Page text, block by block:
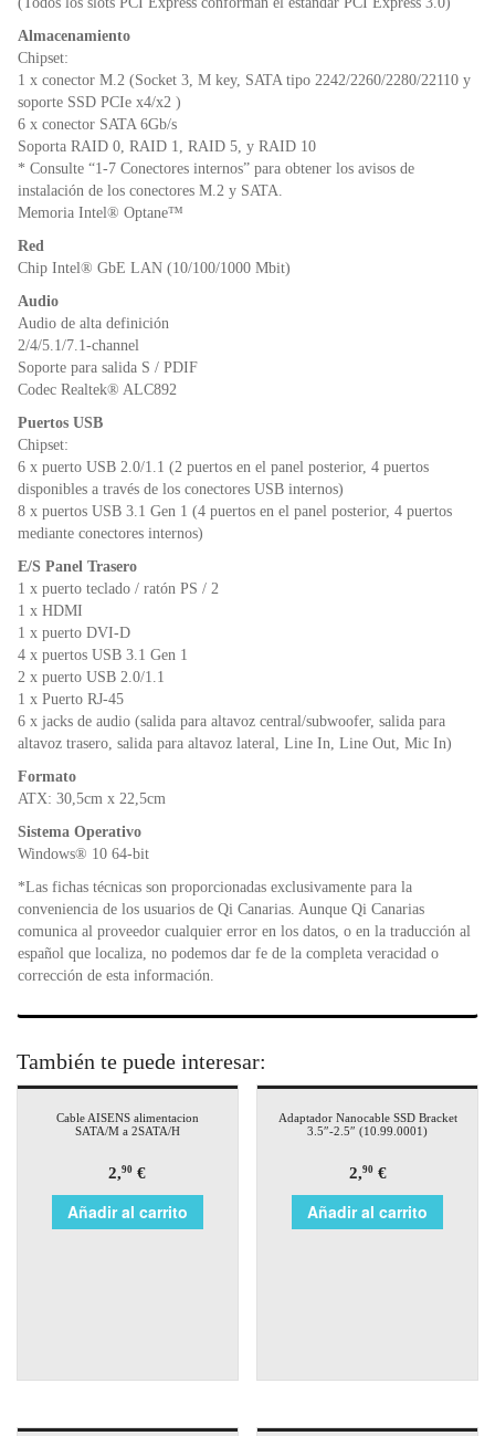
Almacenamiento
Chipset:
1 x conector M.2 (Socket 3, M key, SATA tipo 2242/2260/2280/22110 y
soporte SSD PCIe x4/x2 )
6 x conector SATA 6Gb/s
Soporta RAID 0, RAID 1, RAID 5, y RAID 10
* Consulte “1-7 Conectores internos” para obtener los avisos de
instalación de los conectores M.2 y SATA.
Memoria Intel® Optane™
Red
Chip Intel® GbE LAN (10/100/1000 Mbit)
Audio
Audio de alta definición
2/4/5.1/7.1-channel
Soporte para salida S / PDIF
Codec Realtek® ALC892
Puertos USB
Chipset:
6 x puerto USB 2.0/1.1 (2 puertos en el panel posterior, 4 puertos
disponibles a través de los conectores USB internos)
8 x puertos USB 3.1 Gen 1 (4 puertos en el panel posterior, 4 puertos
mediante conectores internos)
E/S Panel Trasero
1 x puerto teclado / ratón PS / 2
1 x HDMI
1 x puerto DVI-D
4 x puertos USB 3.1 Gen 1
2 x puerto USB 2.0/1.1
1 x Puerto RJ-45
6 x jacks de audio (salida para altavoz central/subwoofer, salida para
altavoz trasero, salida para altavoz lateral, Line In, Line Out, Mic In)
Formato
ATX: 30,5cm x 22,5cm
Sistema Operativo
Windows® 10 64-bit
*Las fichas técnicas son proporcionadas exclusivamente para la
conveniencia de los usuarios de Qi Canarias. Aunque Qi Canarias
comunica al proveedor cualquier error en los datos, o en la traducción al
español que localiza, no podemos dar fe de la completa veracidad o
corrección de esta información.
También te puede interesar:
Cable AISENS alimentacion
SATA/M a 2SATA/H
2,90 €
Añadir al carrito
Adaptador Nanocable SSD Bracket
3.5″-2.5″ (10.99.0001)
2,90€
Añadir al carrito